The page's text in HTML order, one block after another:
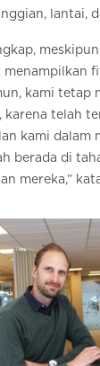
lantai,
kami tetap
karena telah
kami dalam
berada di
mereka,”